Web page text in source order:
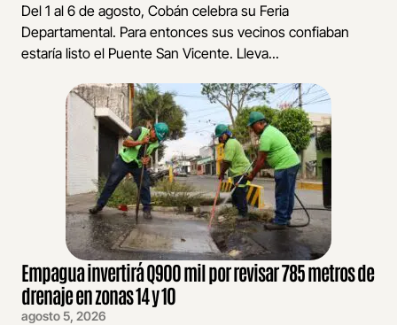
Del 1 al 6 de agosto, Cobán celebra su Feria
Departamental. Para entonces sus vecinos confiaban
estaría listo el Puente San Vicente. Lleva...
Empagua invertirá Q900 mil por revisar 785 metros de
drenaje en zonas 14 y 10
agosto 5, 2026